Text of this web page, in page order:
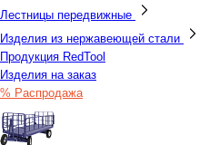
Лестницы передвижные
Изделия из нержавеющей стали
Продукция RedTool
Изделия на заказ
% Распродажа